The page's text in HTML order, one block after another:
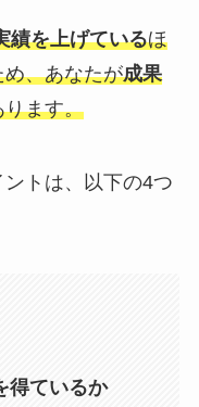
績を上げているほ
、あなたが成果
ります。
トは、以下の4つ
得ているか